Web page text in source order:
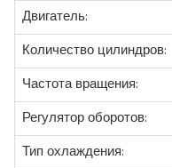
Двигатель:
Количество цилиндров:
Частота вращения:
Регулятор оборотов:
Тип охлаждения: